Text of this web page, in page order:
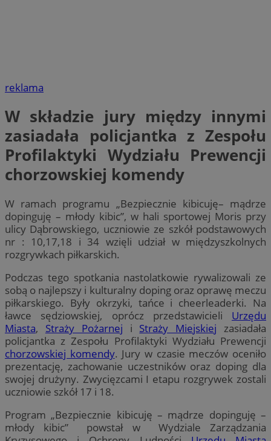
reklama
W składzie jury między innymi
zasiadała policjantka z Zespołu
Profilaktyki Wydziału Prewencji
chorzowskiej komendy
W ramach programu „Bezpiecznie kibicuję– mądrze
dopinguję – młody kibic”, w hali sportowej Moris przy
ulicy Dąbrowskiego, uczniowie ze szkół podstawowych
nr : 10,17,18 i 34 wzięli udział w międzyszkolnych
rozgrywkach piłkarskich.
Podczas tego spotkania nastolatkowie rywalizowali ze
sobą o najlepszy i kulturalny doping oraz oprawę meczu
piłkarskiego. Były okrzyki, tańce i cheerleaderki. Na
ławce sędziowskiej, oprócz przedstawicieli Urzędu
Miasta, Straży Pożarnej i Straży Miejskiej zasiadała
policjantka z Zespołu Profilaktyki Wydziału Prewencji
chorzowskiej komendy. Jury w czasie meczów oceniło
prezentację, zachowanie uczestników oraz doping dla
swojej drużyny. Zwycięzcami I etapu rozgrywek zostali
uczniowie szkół 17 i 18.
Program „Bezpiecznie kibicuję – mądrze dopinguję –
młody kibic” powstał w Wydziale Zarządzania